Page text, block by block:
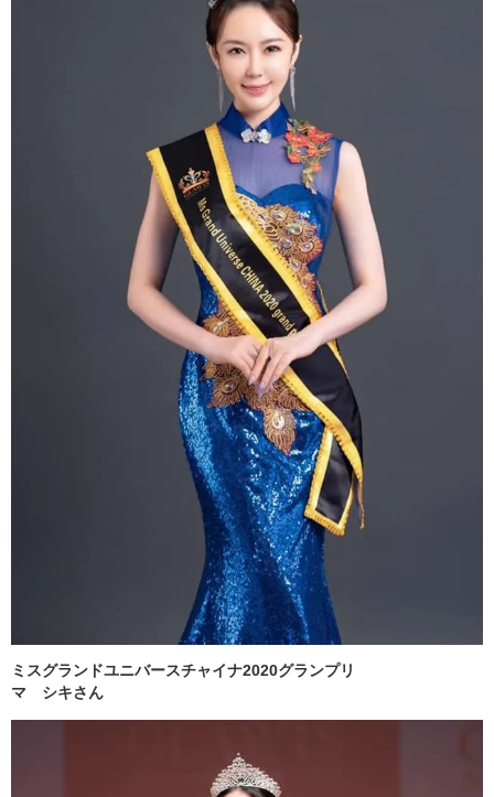
ミスグランドユニバースチャイナ2020グランプリ
マ シキさん